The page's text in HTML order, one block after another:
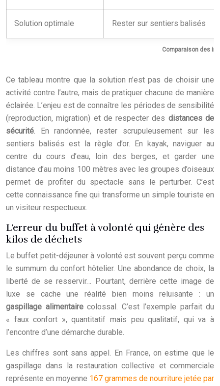
Comparaison des
Solution optimale Rester sur sentiers balisés
Ce tableau montre que la solution n’est pas de choisir une
activité contre l’autre, mais de pratiquer chacune de manière
éclairée. L’enjeu est de connaître les périodes de sensibilité
(reproduction, migration) et de respecter des distances de
sécurité. En randonnée, rester scrupuleusement sur les
sentiers balisés est la règle d’or. En kayak, naviguer au
centre du cours d’eau, loin des berges, et garder une
distance d’au moins 100 mètres avec les groupes d’oiseaux
permet de profiter du spectacle sans le perturber. C’est
cette connaissance fine qui transforme un simple touriste en
un visiteur respectueux.
L’erreur du buffet à volonté qui génère des
kilos de déchets
Le buffet petit-déjeuner à volonté est souvent perçu comme
le summum du confort hôtelier. Une abondance de choix, la
liberté de se resservir… Pourtant, derrière cette image de
luxe se cache une réalité bien moins reluisante : un
gaspillage alimentairecolossal. C’est l’exemple parfait du
« faux confort », quantitatif mais peu qualitatif, qui va à
l’encontre d’une démarche durable.
Les chiffres sont sans appel. En France, on estime que le
gaspillage dans la restauration collective et commerciale
représente en moyenne 167 grammes de nourriture jetée par